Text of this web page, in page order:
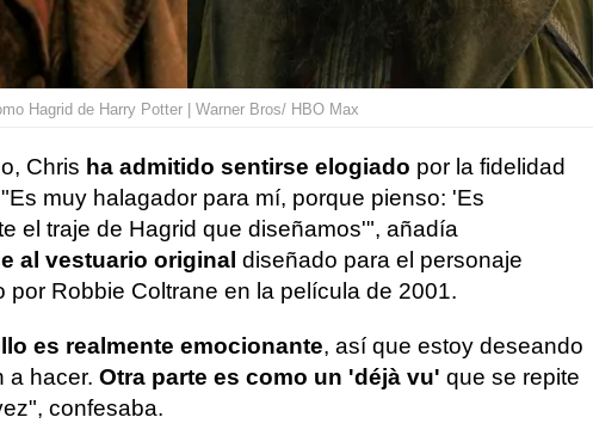
Hagrid de Harry Potter | Warner Bros/ HBO Max
Chris ha admitido sentirse elogiado por la fidelidad
muy halagador para mí, porque pienso: 'Es
el traje de Hagrid que diseñamos'", añadía
al vestuario original diseñado para el personaje
por Robbie Coltrane en la película de 2001.
es realmente emocionante, así que estoy deseando
a hacer. Otra parte es como un 'déjà vu' que se repite
confesaba.